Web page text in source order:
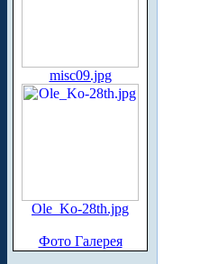
misc09.jpg
Ole_Ko-28th.jpg
Фото Галерея